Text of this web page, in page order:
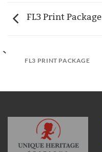
FL3 Print Package
FL3 PRINT PACKAGE